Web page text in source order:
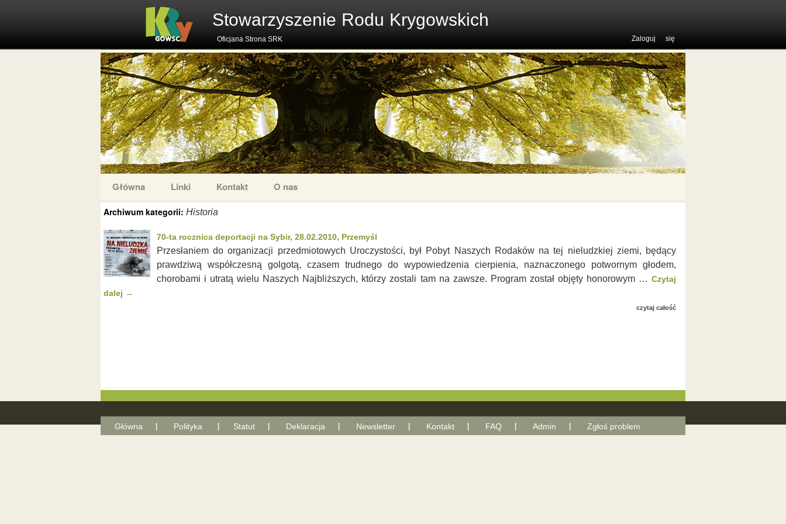
Stowarzyszenie Rodu Krygowskich
Oficjana Strona SRK Zaloguj się
Główna Linki Kontakt O nas
Archiwum kategorii: Historia
70-ta rocznica deportacji na Sybir, 28.02.2010, Przemyśl
Przesłaniem do organizacji przedmiotowych Uroczystości, był Pobyt Naszych Rodaków na tej nieludzkiej ziemi, będący
prawdziwą współczesną golgotą, czasem trudnego do wypowiedzenia cierpienia, naznaczonego potwornym głodem,
chorobami i utratą wielu Naszych Najbliższych, którzy zostali tam na zawsze. Program został objęty honorowym … Czytaj
dalej →
czytaj całość
Główna Polityka Statut Deklaracja Newsletter Kontakt FAQ Admin Zgłoś problem
With Google+ plugin by Geoff Janes